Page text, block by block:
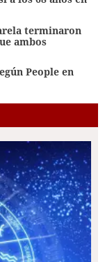
terminaron
ambos
People en